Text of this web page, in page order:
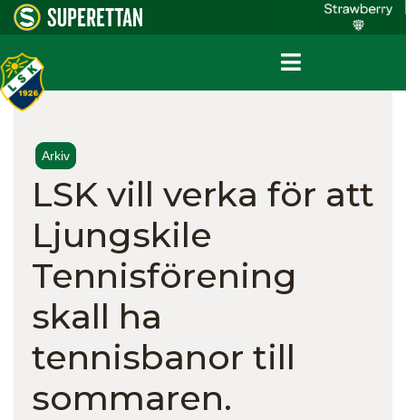
Arkiv
LSK vill verka för att
Ljungskile
Tennisförening
skall ha
tennisbanor till
sommaren.